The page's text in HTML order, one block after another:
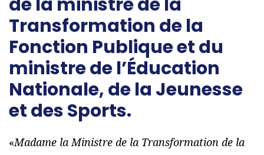
Transformation de la
Fonction Publique et du
ministre de l’Éducation
Nationale, de la Jeunesse
et des Sports.
«Madame la Ministre de la Transformation de la